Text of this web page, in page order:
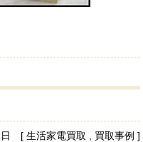
[ 生活家電買取 , 買取事例 ]